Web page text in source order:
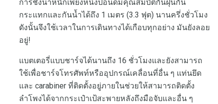
การชั่งน้ำหนักเพียงหนึ่งปอนด์มีคุณสมบัติกันฝุ่นกัน
กระแทกและกันน้ำได้ถึง 1 เมตร (3.3 ฟุต) นานครึ่งชั่วโมง
ดังนั้นจึงใช้เวลาในการเดินทางได้เกือบทุกอย่าง มันยังลอย
อยู่!
แบตเตอรี่แบบชาร์จได้นานถึง 16 ชั่วโมงและยังสามารถ
ใช้เพื่อชาร์จโทรศัพท์หรืออุปกรณ์เคลื่อนที่อื่น ๆ แท่นยึด
และ carabiner ที่ติดตั้งอยู่ภายในช่วยให้สามารถติดตั้ง
ลำโพงได้จากกระเป๋าเป้สะพายหลังถึงมือจับและอื่น ๆ